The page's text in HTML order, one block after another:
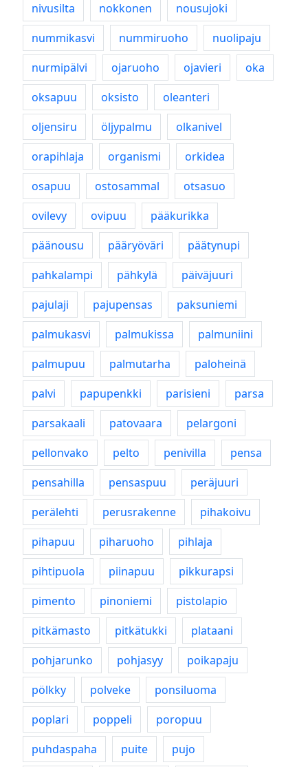
nivusilta
nokkonen
nousujoki
nummikasvi
nummiruoho
nuolipaju
nurmipälvi
ojaruoho ojavieri
oka
oksapuu
oksisto
oleanteri
oljensiru
öljypalmu
olkanivel
orapihlaja
organismi
orkidea
osapuu
ostosammal
otsasuo
ovilevy
ovipuu
pääkurikka
päänousu
pääryöväri
päätynupi
pahkalampi
pähkylä
päiväjuuri
pajulaji
pajupensas
paksuniemi
palmukasvi
palmukissa
palmuniini
palmupuu
palmutarha
paloheinä
palvi
papupenkki parisieni
parsa
parsakaali
patovaara
pelargoni
pellonvako
pelto penivilla
pensa
pensahilla
pensaspuu
peräjuuri
perälehti
perusrakenne
pihakoivu
pihapuu
piharuoho
pihlaja
pihtipuola
piinapuu
pikkurapsi
pimento
pinoniemi
pistolapio
pitkämasto
pitkätukki
plataani
pohjarunko
pohjasyy
poikapaju
pölkky
polveke
ponsiluoma
poplari
poppeli
poropuu
puhdaspaha
puite
pujo